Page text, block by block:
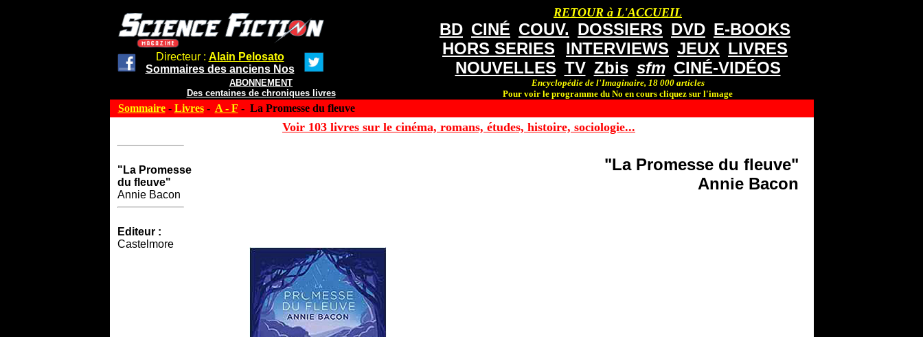
Directeur : Alain Pelosato
Sommaires des anciens Nos
ABONNEMENT
Des centaines de chroniques livres
RETOUR à L'ACCUEIL
BD CINÉ COUV. DOSSIERS DVD E-BOOKS
HORS SERIES
INTERVIEWS JEUX LIVRES
NOUVELLES TV Zbis sfm CINÉ-VIDÉOS
Encyclopédie de l'Imaginaire, 18 000 articles
Pour voir le programme du No en cours cliquez sur l'image
Sommaire- Livres- A - F - La Promesse du fleuve
Voir 103 livres sur le cinéma, romans, études, histoire, sociologie...
"La Promesse
du fleuve"
Annie Bacon
Editeur :
Castelmore
"La Promesse du fleuve"
Annie Bacon